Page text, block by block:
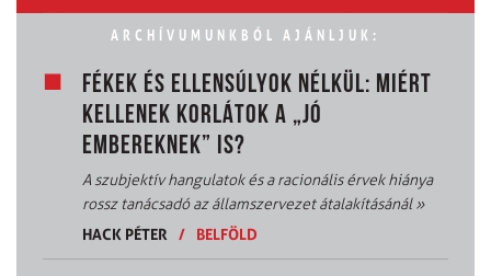
ARCHÍVUMUNKBÓL AJÁNLJUK:
FÉKEK ÉS ELLENSÚLYOK NÉLKÜL: MIÉRT
KELLENEK KORLÁTOK A „JÓ
EMBEREKNEK” IS?
A szubjektív hangulatok és a racionális érvek hiánya
rossz tanácsadó az államszervezet átalakításánál»
HACK PÉTER / BELFÖLD